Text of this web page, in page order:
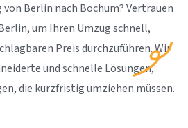
von Berlin nach Bochum? Vertrauen
um Ihren Umzug schnell,
Preis durchzuführen. Wir
und schnelle Lösungen,
die kurzfristig umziehen müssen.